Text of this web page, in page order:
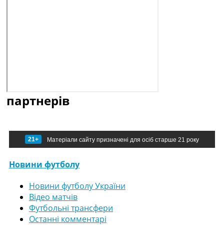
партнерів
21+ Матеріали сайту призначені для осіб старше 21 року
Новини футболу
Новини футболу України
Відео матчів
Футбольні трансфери
Останні комментарі